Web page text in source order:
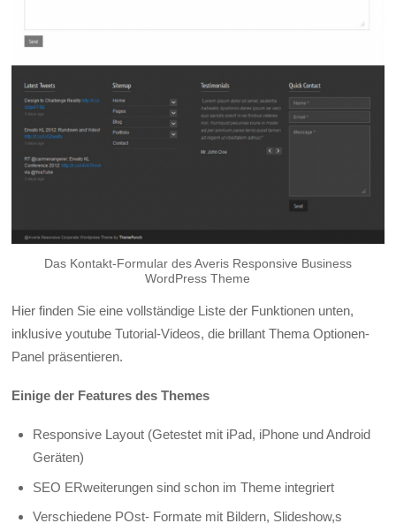
Das Kontakt-Formular des Averis Responsive Business
WordPress Theme
Hier finden Sie eine vollständige Liste der Funktionen unten,
inklusive youtube Tutorial-Videos, die brillant Thema Optionen-
Panel präsentieren.
Einige der Features des Themes
Responsive Layout (Getestet mit iPad, iPhone und Android
Geräten)
SEO ERweiterungen sind schon im Theme integriert
Verschiedene POst- Formate mit Bildern, Slideshow,s